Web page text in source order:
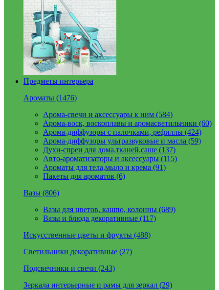
Предметы интерьера
Ароматы (1476)
Арома-свечи и аксессуары к ним (584)
Арома-воск, воскоплавы и аромасветильники (60)
Арома-диффузоры с палочками, рефиллы (424)
Арома-диффузоры ультразвуковые и масла (59)
Духи-спреи для дома,тканей,саше (137)
Авто-ароматизаторы и аксессуары (115)
Ароматы для тела,мыло и крема (91)
Пакеты для ароматов (6)
Вазы (806)
Вазы для цветов, кашпо, колонны (689)
Вазы и блюда декоративные (117)
Искусственные цветы и фрукты (488)
Светильники декоративные (27)
Подсвечники и свечи (243)
Зеркала интерьерные и рамы для зеркал (29)